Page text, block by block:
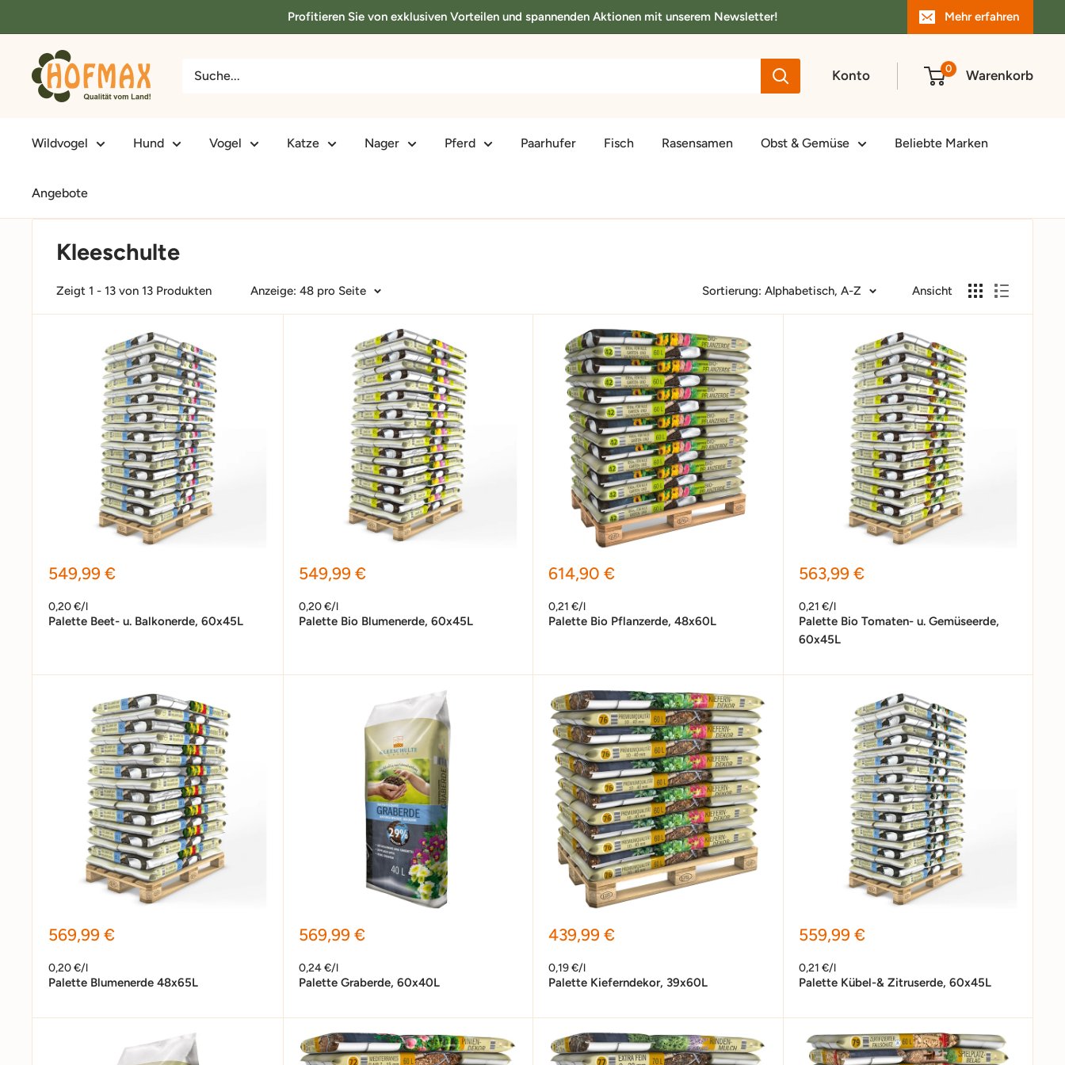
zum
Profitieren Sie von exklusiven Vorteilen und spannenden Aktionen mit unserem Newsletter! Mehr erfahren
hofmax.de
Konto 0 Warenkorb
Wildvogel Hund Vogel Katze Nager Pferd Paarhufer Fisch Rasensamen Obst & Gemüse Beliebte Marken
Angebote
Kleeschulte
Zeigt 1 - 13 von 13 Produkten Anzeige: 48 pro Seite Sortierung: Alphabetisch, A-Z Ansicht
Sonderpreis
549,99 €
0,20 €/l
Palette Beet- u. Balkonerde, 60x45L
Sonderpreis
549,99 €
0,20 €/l
Palette Bio Blumenerde, 60x45L
Sonderpreis
614,90 €
0,21 €/l
Palette Bio Pflanzerde, 48x60L
Sonderpreis
563,99 €
0,21 €/l
Palette Bio Tomaten- u. Gemüseerde,
60x45L
Sonderpreis
569,99 €
0,20 €/l
Palette Blumenerde 48x65L
Sonderpreis
569,99 €
0,24 €/l
Palette Graberde, 60x40L
Sonderpreis
439,99 €
0,19 €/l
Palette Kieferndekor, 39x60L
Sonderpreis
559,99 €
0,21 €/l
Palette Kübel-& Zitruserde, 60x45L